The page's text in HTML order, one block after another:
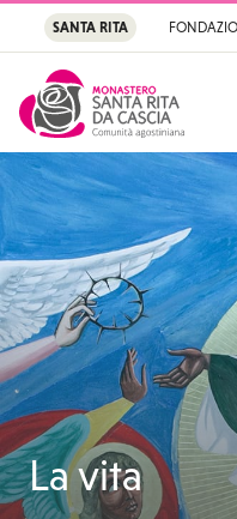
Santa Rita
SANTA RITA
La vita